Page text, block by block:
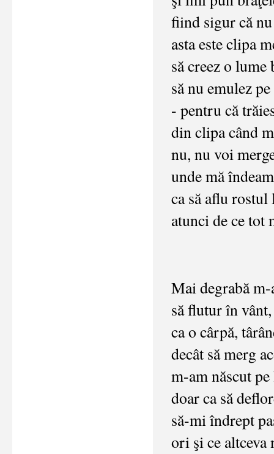
fiind sigur că
asta este clipa
să creez o lume
să nu emulez
- pentru că
din clipa când
nu, nu voi
unde mă
ca să aflu rostul
atunci de ce tot
Mai degrabă
să flutur în vânt,
ca o cârpă,
decât să merg
m-am născut
doar ca să
să-mi îndrept
ori şi ce altceva